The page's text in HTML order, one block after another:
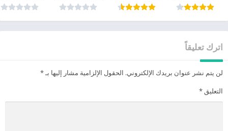
اترك تعليقاً
لن يتم نشر عنوان بريدك الإلكتروني. الحقول الإلزامية مشار إليها بـ*
التعليق *